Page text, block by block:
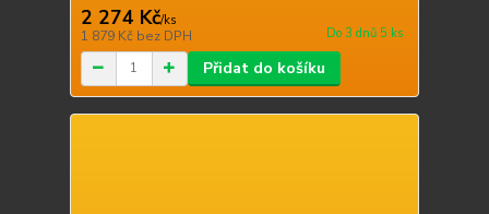
2 274 Kč/ks
1 879 Kč bez DPH Do 3 dnů 5 ks
Přidat do košíku